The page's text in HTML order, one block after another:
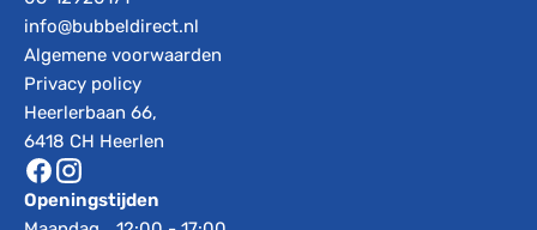
info@bubbeldirect.nl
Algemene voorwaarden
Privacy policy
Heerlerbaan 66,
6418 CH Heerlen
Openingstijden